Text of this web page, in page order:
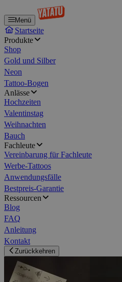
Menü
Startseite
Produkte
Shop
Gold und Silber
Neon
Tattoo-Bogen
Anlässe
Hochzeiten
Valentinstag
Weihnachten
Bauch
Fachleute
Vereinbarung für Fachleute
Werbe-Tattoos
Anwendungsfälle
Bestpreis-Garantie
Ressourcen
Blog
FAQ
Anleitung
Kontakt
Zurückkehren